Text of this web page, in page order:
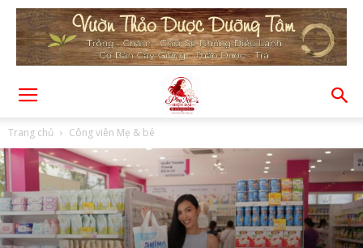
Trang chủ Công viên Mẹ & bé